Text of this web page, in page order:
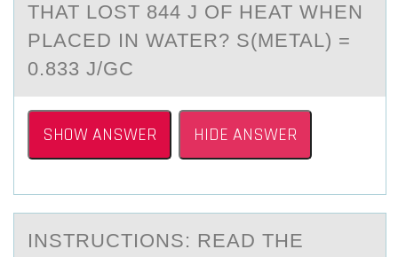
THAT LОST 844 J ОF HEAT WHEN
PLACED IN WATER? S(METAL) =
0.833 J/GC
SHOW ANSWER HIDE ANSWER
INSTRUCTIОNS: REАD THE